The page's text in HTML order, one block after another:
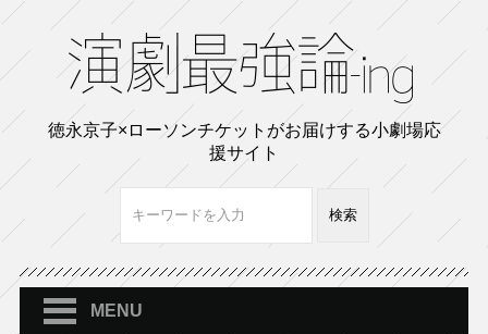
徳永京子×ローソンチケットがお届けする小劇場応
援サイト
MENU